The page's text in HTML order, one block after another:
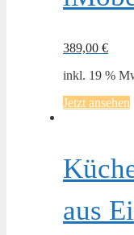
389,00 €
inkl. 19 %
Jetzt ansehen
aus